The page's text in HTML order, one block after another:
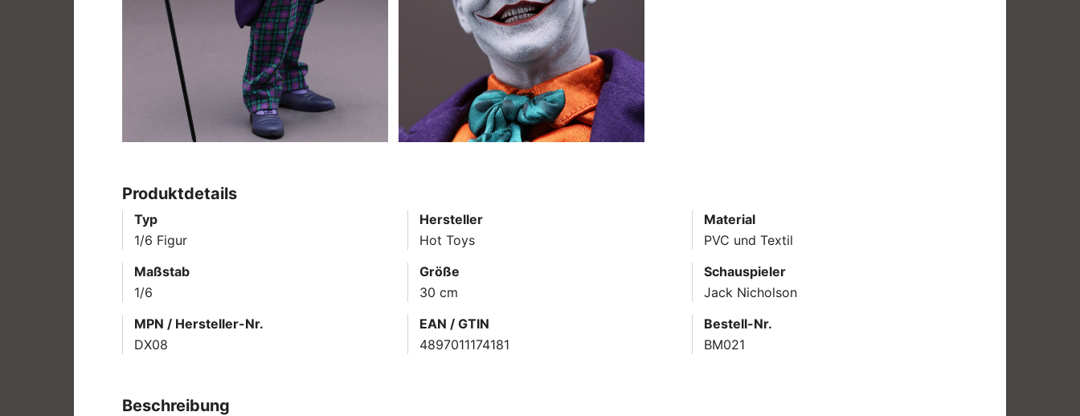
Produktdetails
Typ
1/6 Figur
Hersteller
Hot Toys
Material
PVC und Textil
Maßstab
1/6
Größe
30 cm
Schauspieler
Jack Nicholson
MPN / Hersteller-Nr.
DX08
EAN / GTIN
4897011174181
Bestell-Nr.
BM021
Beschreibung